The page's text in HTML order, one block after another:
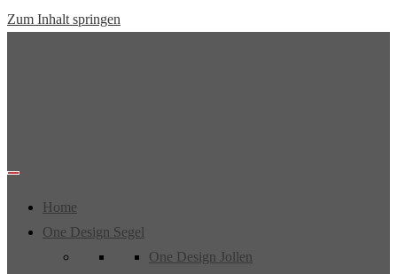
Zum Inhalt springen
Home
One Design Segel
One Design Jollen